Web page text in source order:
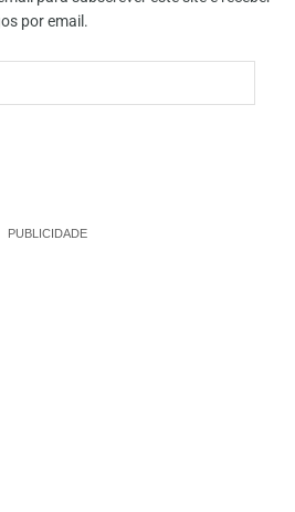
por email.
PUBLICIDADE